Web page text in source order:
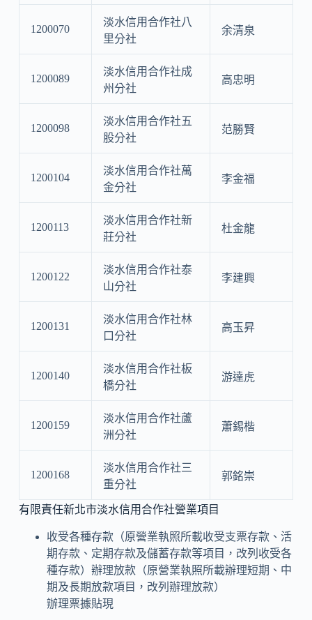
1200070
淡水信用合作社八
里分社
余清泉
1200089
淡水信用合作社成
州分社
高忠明
1200098
淡水信用合作社五
股分社
范勝賢
1200104
淡水信用合作社萬
金分社
李金福
1200113
淡水信用合作社新
莊分社
杜金龍
1200122
淡水信用合作社泰
山分社
李建興
1200131
淡水信用合作社林
口分社
高玉昇
1200140
淡水信用合作社板
橋分社
游達虎
1200159
淡水信用合作社蘆
洲分社
蕭錫楷
1200168
淡水信用合作社三
重分社
郭銘崇
有限責任新北市淡水信用合作社營業項目
收受各種存款（原營業執照所載收受支票存款、活
期存款、定期存款及儲蓄存款等項目，改列收受各
種存款）辦理放款（原營業執照所載辦理短期、中
期及長期放款項目，改列辦理放款）
辦理票據貼現